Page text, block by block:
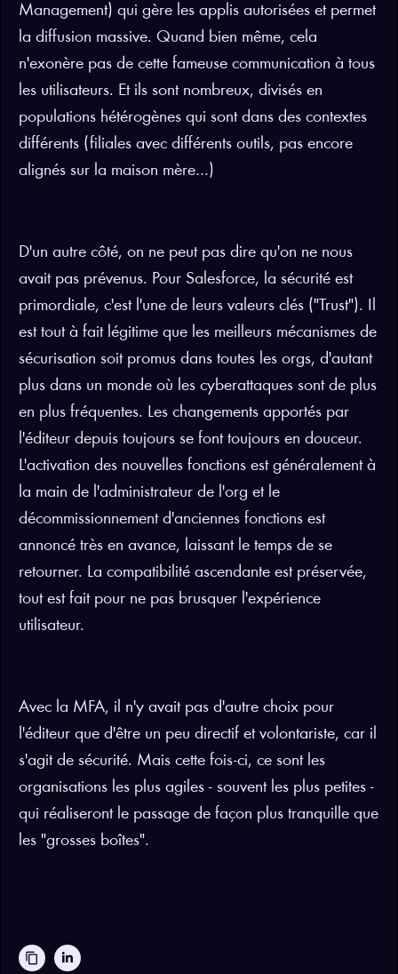
Management) qui gère les applis autorisées et permet
la diffusion massive. Quand bien même, cela
n'exonère pas de cette fameuse communication à tous
les utilisateurs. Et ils sont nombreux, divisés en
populations hétérogènes qui sont dans des contextes
différents (filiales avec différents outils, pas encore
alignés sur la maison mère…)
D'un autre côté, on ne peut pas dire qu'on ne nous
avait pas prévenus. Pour Salesforce, la sécurité est
primordiale, c'est l'une de leurs valeurs clés ("Trust"). Il
est tout à fait légitime que les meilleurs mécanismes de
sécurisation soit promus dans toutes les orgs, d'autant
plus dans un monde où les cyberattaques sont de plus
en plus fréquentes. Les changements apportés par
l'éditeur depuis toujours se font toujours en douceur.
L'activation des nouvelles fonctions est généralement à
la main de l'administrateur de l'org et le
décommissionnement d'anciennes fonctions est
annoncé très en avance, laissant le temps de se
retourner. La compatibilité ascendante est préservée,
tout est fait pour ne pas brusquer l'expérience
utilisateur.
Avec la MFA, il n'y avait pas d'autre choix pour
l'éditeur que d'être un peu directif et volontariste, car il
s'agit de sécurité. Mais cette fois-ci, ce sont les
organisations les plus agiles - souvent les plus petites -
qui réaliseront le passage de façon plus tranquille que
les "grosses boîtes".
content_copy